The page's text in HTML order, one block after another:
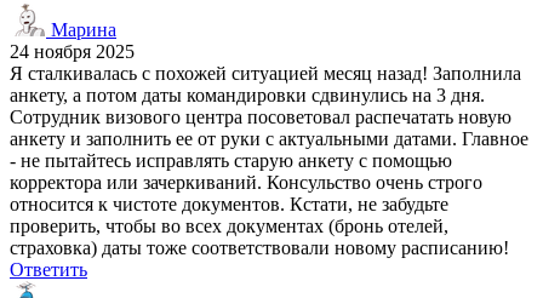
Марина
24 ноября 2025
Я сталкивалась с похожей ситуацией месяц назад! Заполнила
анкету, а потом даты командировки сдвинулись на 3 дня.
Сотрудник визового центра посоветовал распечатать новую
анкету и заполнить ее от руки с актуальными датами. Главное
- не пытайтесь исправлять старую анкету с помощью
корректора или зачеркиваний. Консульство очень строго
относится к чистоте документов. Кстати, не забудьте
проверить, чтобы во всех документах (бронь отелей,
страховка) даты тоже соответствовали новому расписанию!
Ответить